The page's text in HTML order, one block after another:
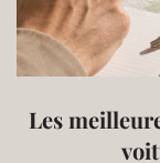
Les